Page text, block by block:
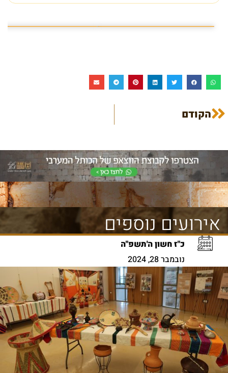
הקודם
אירועים נוספים
כ"ז חשון ה'תשפ"ה
נובמבר 28, 2024